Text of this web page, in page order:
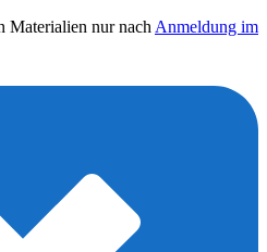
Materialien nur nach Anmeldung im